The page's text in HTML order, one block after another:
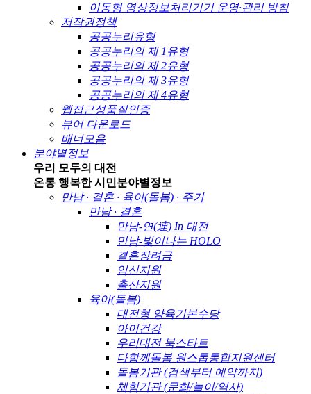
이동형 영상정보처리기기 운영·관리 방침
저작권정책
공공누리유형
공공누리의 제 1유형
공공누리의 제 2유형
공공누리의 제 3유형
공공누리의 제 4유형
웹접근성품질인증
뷰어 다운로드
배너모음
분야별정보
우리 모두의 대전
온통 행복한 시민분야별정보
만남 · 결혼 · 육아(돌봄) · 주거
만남 · 결혼
만남-연(連) In 대전
만남-빛이나는 HOLO
결혼장려금
임신지원
출산지원
육아(돌봄)
대전형 양육기본수당
아이건강
우리대전 북스타트
다함께돌봄 원스톱통합지원센터
돌봄기관 (검색부터 예약까지)
체험기관 (문화/놀이/역사)